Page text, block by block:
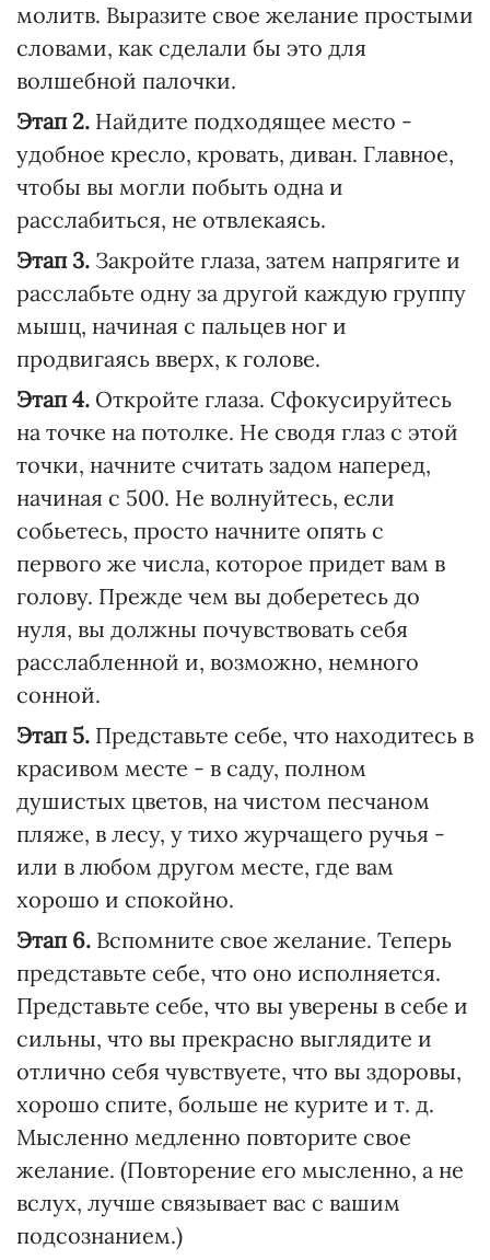
молитв. Выразите свое желание простыми
словами, как сделали бы это для
волшебной палочки.
Этап 2. Найдите подходящее место -
удобное кресло, кровать, диван. Главное,
чтобы вы могли побыть одна и
расслабиться, не отвлекаясь.
Этап 3. Закройте глаза, затем напрягите и
расслабьте одну за другой каждую группу
мышц, начиная с пальцев ног и
продвигаясь вверх, к голове.
Этап 4. Откройте глаза. Сфокусируйтесь
на точке на потолке. Не сводя глаз с этой
точки, начните считать задом наперед,
начиная с 500. Не волнуйтесь, если
собьетесь, просто начните опять с
первого же числа, которое придет вам в
голову. Прежде чем вы доберетесь до
нуля, вы должны почувствовать себя
расслабленной и, возможно, немного
сонной.
Этап 5. Представьте себе, что находитесь в
красивом месте - в саду, полном
душистых цветов, на чистом песчаном
пляже, в лесу, у тихо журчащего ручья -
или в любом другом месте, где вам
хорошо и спокойно.
Этап 6. Вспомните свое желание. Теперь
представьте себе, что оно исполняется.
Представьте себе, что вы уверены в себе и
сильны, что вы прекрасно выглядите и
отлично себя чувствуете, что вы здоровы,
хорошо спите, больше не курите и т. д.
Мысленно медленно повторите свое
желание. (Повторение его мысленно, а не
вслух, лучше связывает вас с вашим
подсознанием.)